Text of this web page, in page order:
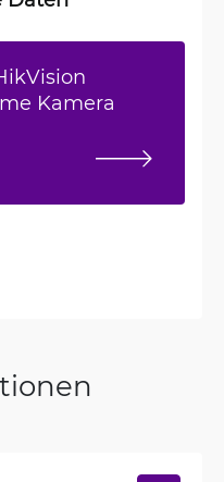
Kamera